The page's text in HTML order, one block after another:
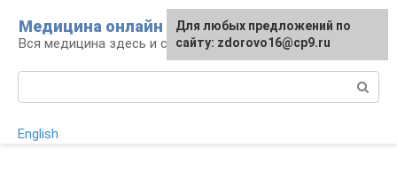
контенту
Медицина онлайн
Вся медицина здесь и сейчас
English
Для любых предложений по
сайту: zdorovo16@cp9.ru